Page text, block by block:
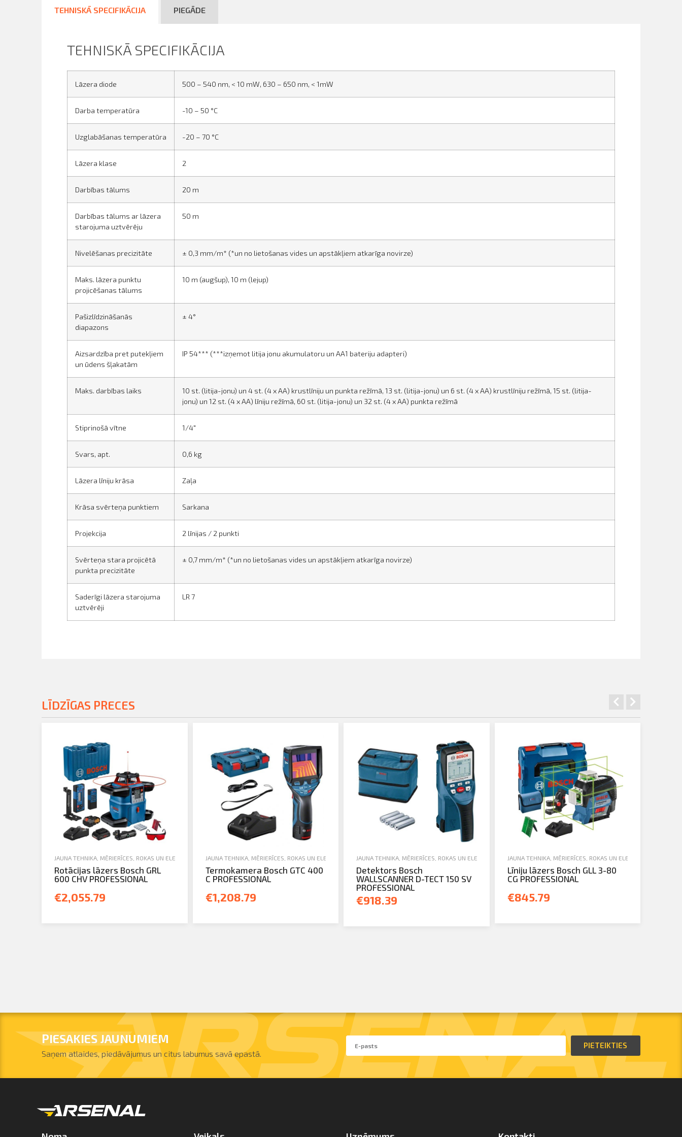
TEHNISKĀ SPECIFIKĀCIJA PIEGĀDE
TEHNISKĀ SPECIFIKĀCIJA
Lāzera diode 500 – 540 nm, < 10 mW, 630 – 650 nm, < 1mW
Darba temperatūra -10 – 50 °C
Uzglabāšanas temperatūra -20 – 70 °C
Lāzera klase 2
Darbības tālums 20 m
Darbības tālums ar lāzera
starojuma uztvērēju
50 m
Nivelēšanas precizitāte ± 0,3 mm/m* (*un no lietošanas vides un apstākļiem atkarīga novirze)
Maks. lāzera punktu
projicēšanas tālums
10 m (augšup), 10 m (lejup)
Pašizlīdzināšanās
diapazons
± 4°
Aizsardzība pret putekļiem
un ūdens šļakatām
IP 54*** (***izņemot litija jonu akumulatoru un AA1 bateriju adapteri)
Maks. darbības laiks
10 st. (litija-jonu) un 4 st. (4 x AA) krustlīniju un punkta režīmā, 13 st. (litija-jonu) un 6 st. (4 x AA) krustlīniju režīmā, 15 st. (litija-
jonu) un 12 st. (4 x AA) līniju režīmā, 60 st. (litija-jonu) un 32 st. (4 x AA) punkta režīmā
Stiprinošā vītne 1/4"
Svars, apt. 0,6 kg
Lāzera līniju krāsa Zaļa
Krāsa svērteņa punktiem Sarkana
Projekcija 2 līnijas / 2 punkti
Svērteņa stara projicētā
punkta precizitāte
± 0,7 mm/m* (*un no lietošanas vides un apstākļiem atkarīga novirze)
Saderīgi lāzera starojuma
uztvērēji
LR 7
LĪDZĪGAS PRECES
JAUNA TEHNIKA MĒRIERĪCES ROKAS UN ELEKTROINSTRUMENTI
Rotācijas lāzers Bosch GRL
600 CHV PROFESSIONAL
€2,055.79
JAUNA TEHNIKA, MĒRIERĪCES ROKAS UN ELEKTROINSTRUMENTI
Termokamera Bosch GTC 400
C PROFESSIONAL
€1,208.79
JAUNA TEHNIKA MĒRIERĪCES ROKAS UN ELEKTROINSTRUMENTI
Detektors Bosch
WALLSCANNER D-TECT 150 SV
PROFESSIONAL
€918.39
JAUNA TEHNIKA, MĒRIERĪCES ROKAS UN ELEKTROINSTRUMENTI
Līniju lāzers Bosch GLL 3-80
CG PROFESSIONAL
€845.79
PIESAKIES JAUNUMIEM
Saņem atlaides, piedāvājumus un citus labumus savā epastā.
PIETEIKTIES